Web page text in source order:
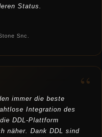
Status.
Snc.
“
immer die beste
Integration des
DDL-Plattform
näher. Dank DDL sind